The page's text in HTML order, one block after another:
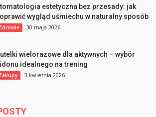
estetyczna bez przesady: jak
wygląd uśmiechu w naturalny sposób
30 maja 2026
wielorazowe dla aktywnych – wybór
idealnego na trening
3 kwietnia 2026